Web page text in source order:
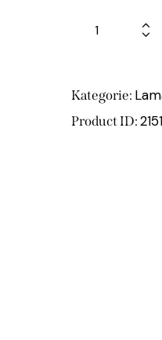
Kategorie:
Product ID:2151